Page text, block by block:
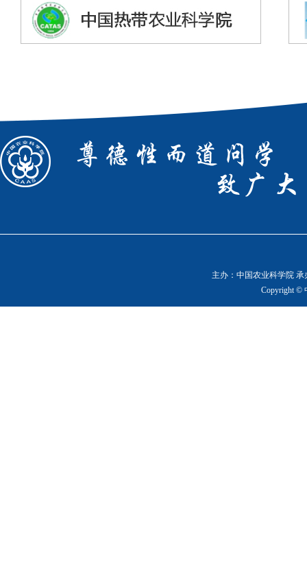
主办：中国农业科学院
Copyright ©